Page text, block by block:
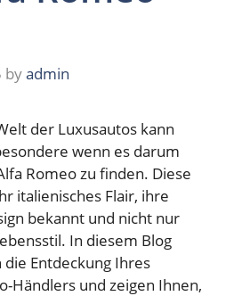
byadmin
der Luxusautos kann
wenn es darum
Romeo zu finden. Diese
italienisches Flair, ihre
bekannt und nicht nur
In diesem Blog
Entdeckung Ihres
Händlers und zeigen Ihnen,